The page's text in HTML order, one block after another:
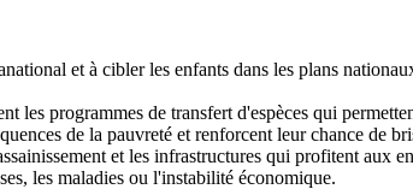
et à cibler les enfants dans les plans
les programmes de transfert d'espèces qui
de la pauvreté et renforcent leur chance de
et les infrastructures qui profitent aux
les maladies ou l'instabilité économique.